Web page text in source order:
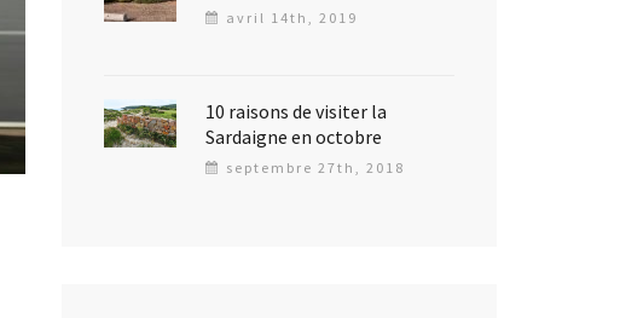
avril 14th, 2019
10 raisons de visiter la
Sardaigne en octobre
septembre 27th, 2018